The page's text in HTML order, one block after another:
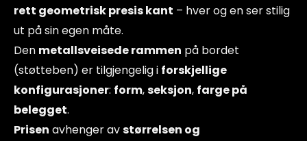
rett geometrisk presis kant – hver og en ser stilig
ut på sin egen måte.
Den metallsveisede rammen på bordet
(støtteben) er tilgjengelig i forskjellige
konfigurasjoner: form,seksjon, farge på
belegget.
Prisen avhenger avstørrelsen og